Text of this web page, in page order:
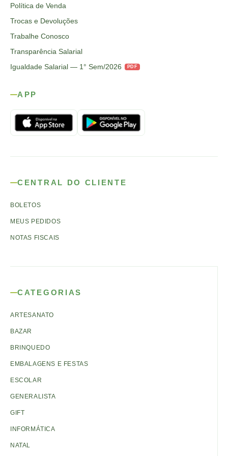
Política de Venda
Trocas e Devoluções
Trabalhe Conosco
Transparência Salarial
Igualdade Salarial — 1° Sem/2026
PDF
APP
CENTRAL DO CLIENTE
BOLETOS
MEUS PEDIDOS
NOTAS FISCAIS
CATEGORIAS
ARTESANATO
BAZAR
BRINQUEDO
EMBALAGENS E FESTAS
ESCOLAR
GENERALISTA
GIFT
INFORMÁTICA
NATAL